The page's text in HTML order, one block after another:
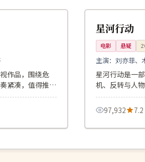
作品，围绕危
紧凑，值得推荐
美国
星河行动
电影 悬疑
主演：刘亦菲、
星河行动是一
机、反转与人
观看。
97,932
7.2